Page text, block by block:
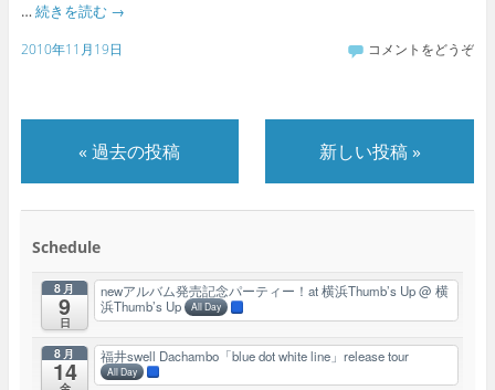
… 続きを読む →
2010年11月19日 コメントをどうぞ
« 過去の投稿 新しい投稿»
Schedule
8月
9
日
newアルバム発売記念パーティー！at 横浜Thumb’s Up@ 横
浜Thumb’s Up
All Day
8月
14 福井swell Dachambo「blue dot white line」release tour
All Day